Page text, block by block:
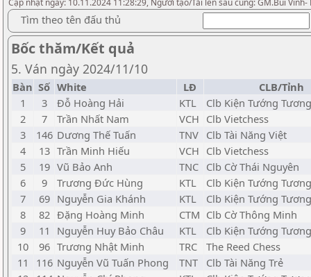
Cập nhật ngày: 10.11.2024 11:28:29, Người tạo/Tải lên sau cùng: GM.Bui
Tìm theo tên đấu thủ
Bốc thăm/Kết quả
5. Ván ngày 2024/11/10
Bàn Số White LĐ
CLB/Tỉnh
1
3 Đỗ Hoàng Hải KTL
Clb Kiện Tướng
2
7 Trần Nhất Nam VCH Clb Vietchess
3
146 Dương Thế Tuấn TNV Clb Tài Năng Việt
4
13 Trần Minh Hiếu VCH Clb Vietchess
5
19 Vũ Bảo Anh TNC Clb Cờ Thái Nguyên
6
9 Trương Đức Hùng KTL
Clb Kiện Tướng
7
69 Nguyễn Gia Khánh KTL
Clb Kiện Tướng
8
82 Đặng Hoàng Minh CTM Clb Cờ Thông Minh
9
11 Nguyễn Huy Bảo Châu KTL
Clb Kiện Tướng
10
96 Trương Nhật Minh TRC
The Reed Chess
11
116 Nguyễn Vũ Tuấn Phong TNT
Clb Tài Năng Trẻ